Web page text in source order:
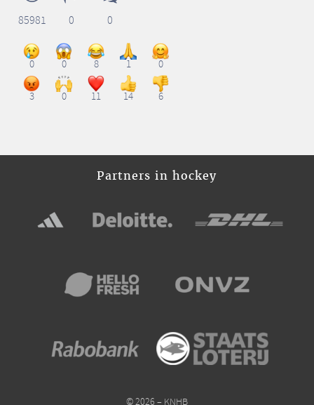
85981 0 0
0 0 8 1 0
3 0 11 14 6
Partners in hockey
© 2026 – KNHB